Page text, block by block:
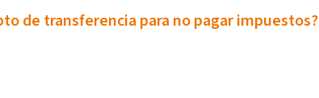
de transferencia para no pagar impuestos?